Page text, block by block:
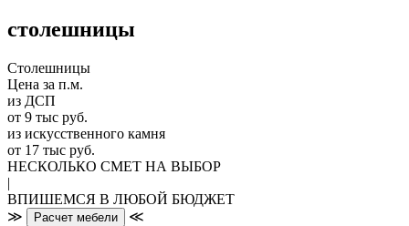
столешницы
Столешницы
Цена за п.м.
из ДСП
от 9 тыс руб.
из искусственного камня
от 17 тыс руб.
НЕСКОЛЬКО СМЕТ НА ВЫБОР
|
ВПИШЕМСЯ В ЛЮБОЙ БЮДЖЕТ
≫
Расчет мебели ≪